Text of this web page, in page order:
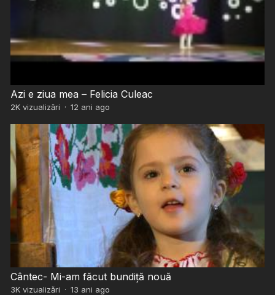
Azi e ziua mea – Felicia Culeac
2Kvizualizări · 12 ani ago
Cântec- Mi-am făcut bundiță nouă
3Kvizualizări · 13 ani ago